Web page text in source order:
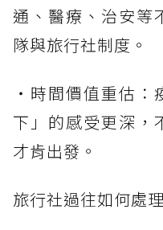
通、醫療、治安等
隊與旅行社制度。
・時間價值重估
下」的感受更深，
才肯出發。
旅行社過往如何處